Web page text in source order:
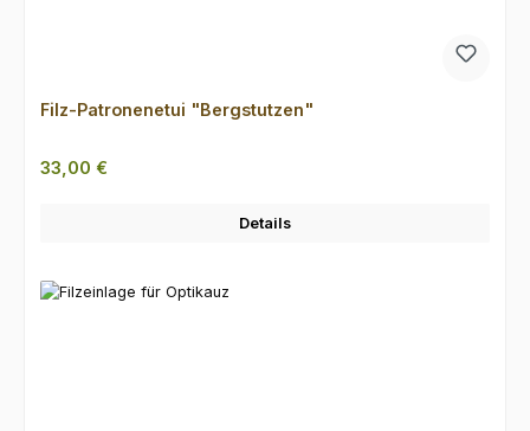
Filz-Patronenetui "Bergstutzen"
Regulärer Preis:
33,00 €
Details